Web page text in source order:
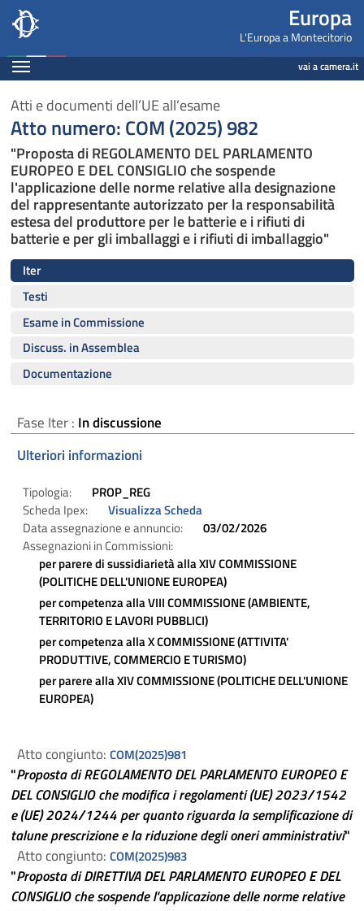
Europa, Camera dei Deputati - europa.camera.it
Salta al contenuto principale
Salta al menu di navigazione Europa
L'Europa a Montecitorio
Espandi vai a camera.it
Atti e documenti dell’UE all’esame
Atto numero: COM (2025) 982
"Proposta di REGOLAMENTO DEL PARLAMENTO
EUROPEO E DEL CONSIGLIO che sospende
l'applicazione delle norme relative alla designazione
del rappresentante autorizzato per la responsabilità
estesa del produttore per le batterie e i rifiuti di
batterie e per gli imballaggi e i rifiuti di imballaggio"
Iter
Testi
Esame in Commissione
Discuss. in Assemblea
Documentazione
Fase Iter : In discussione
Ulteriori informazioni
Tipologia:
PROP_REG
Scheda Ipex:
Visualizza Scheda
Data assegnazione e annuncio:
03/02/2026
Assegnazioni in Commissioni:
per parere di sussidiarietà allaXIV COMMISSIONE
(POLITICHE DELL'UNIONE EUROPEA)
per competenza allaVIII COMMISSIONE (AMBIENTE,
TERRITORIO E LAVORI PUBBLICI)
per competenza allaX COMMISSIONE (ATTIVITA'
PRODUTTIVE, COMMERCIO E TURISMO)
per parere allaXIV COMMISSIONE (POLITICHE DELL'UNIONE
EUROPEA)
Atto congiunto: COM(2025)981
"Proposta di REGOLAMENTO DEL PARLAMENTO EUROPEO E
DEL CONSIGLIO che modifica i regolamenti (UE) 2023/1542
e (UE) 2024/1244 per quanto riguarda la semplificazione di
talune prescrizione e la riduzione degli oneri amministrativi"
Atto congiunto: COM(2025)983
"Proposta di DIRETTIVA DEL PARLAMENTO EUROPEO E DEL
CONSIGLIO che sospende l'applicazione delle norme relative
Navigazione pagine di servizio
Fine pagina
Salta al contenuto principale
Salta al menu di navigazione
Vai a inizio pagina